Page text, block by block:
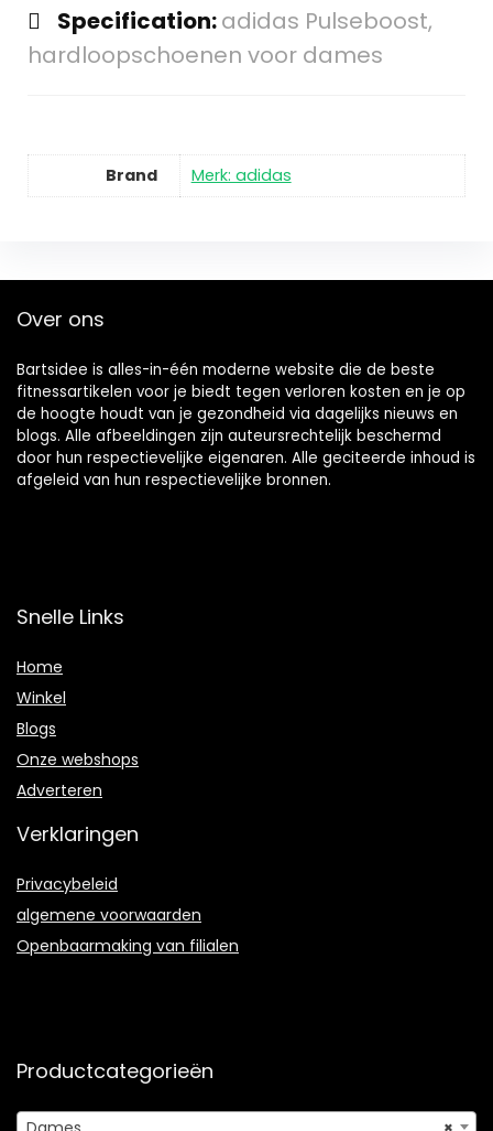
Specification:adidas Pulseboost,
hardloopschoenen voor dames
Brand Merk: adidas
Over ons
Bartsidee is alles-in-één moderne website die de beste
fitnessartikelen voor je biedt tegen verloren kosten en je op
de hoogte houdt van je gezondheid via dagelijks nieuws en
blogs. Alle afbeeldingen zijn auteursrechtelijk beschermd
door hun respectievelijke eigenaren. Alle geciteerde inhoud is
afgeleid van hun respectievelijke bronnen.
Snelle Links
Home
Winkel
Blogs
Onze webshops
Adverteren
Verklaringen
Privacybeleid
algemene voorwaarden
Openbaarmaking van filialen
Productcategorieën